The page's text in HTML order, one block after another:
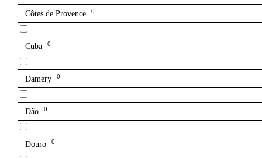
Côtes de Provence 0
Cuba 0
Damery 0
Dão 0
Douro 0